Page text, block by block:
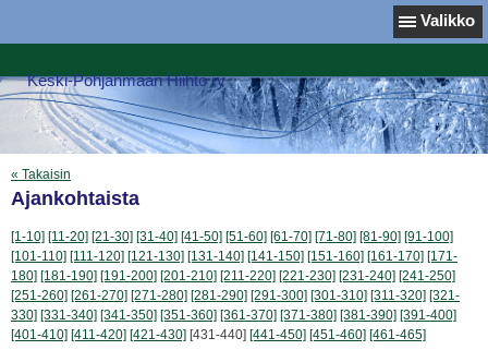
Valikko
Keski-Pohjanmaan Hiihto ry
« Takaisin
Ajankohtaista
[1-10] [11-20] [21-30] [31-40] [41-50] [51-60] [61-70] [71-80] [81-90] [91-100]
[101-110] [111-120] [121-130] [131-140] [141-150] [151-160] [161-170] [171-
180] [181-190] [191-200] [201-210] [211-220] [221-230] [231-240] [241-250]
[251-260] [261-270] [271-280] [281-290] [291-300] [301-310] [311-320] [321-
330] [331-340] [341-350] [351-360] [361-370] [371-380] [381-390] [391-400]
[401-410] [411-420] [421-430] [431-440] [441-450] [451-460] [461-465]